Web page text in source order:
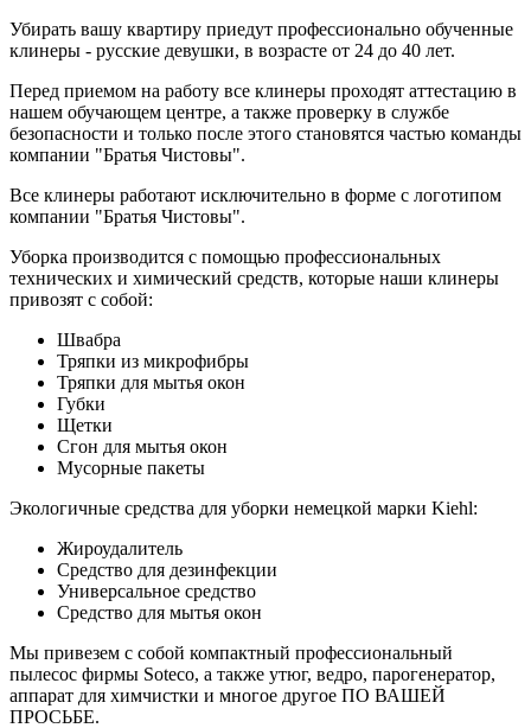
Убирать вашу квартиру приедут профессионально обученные
клинеры - русские девушки, в возрасте от 24 до 40 лет.
Перед приемом на работу все клинеры проходят аттестацию в
нашем обучающем центре, а также проверку в службе
безопасности и только после этого становятся частью команды
компании "Братья Чистовы".
Все клинеры работают исключительно в форме с логотипом
компании "Братья Чистовы".
Уборка производится с помощью профессиональных
технических и химический средств, которые наши клинеры
привозят с собой:
Швабра
Тряпки из микрофибры
Тряпки для мытья окон
Губки
Щетки
Сгон для мытья окон
Мусорные пакеты
Экологичные средства для уборки немецкой марки Kiehl:
Жироудалитель
Средство для дезинфекции
Универсальное средство
Средство для мытья окон
Мы привезем с собой компактный профессиональный
пылесос фирмы Soteco, а также утюг, ведро, парогенератор,
аппарат для химчистки и многое другое ПО ВАШЕЙ
ПРОСЬБЕ.